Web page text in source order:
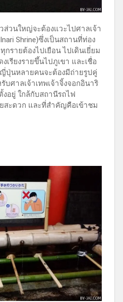
ส่วนใหญ่จะต้องแวะไปศาลเจ้า
Shrine)ซึ่งเป็นสถานที่ท่อง
กรายต้องไปเยือน ไปเดินเยี่ยม
เรียงรายขึ้นไปภูเขา และเชื่อ
ปุ่นหลายคนจะต้องมีถ่ายรูปคู่
ศาลเจ้าเทพเจ้าจิ้งจอกอินาริ
งอยู่ ใกล้กับสถานีรถไฟ
ยสะดวก และที่สำคัญคือเข้าชม